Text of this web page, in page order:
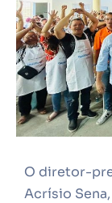
O diretor-
Acrísio